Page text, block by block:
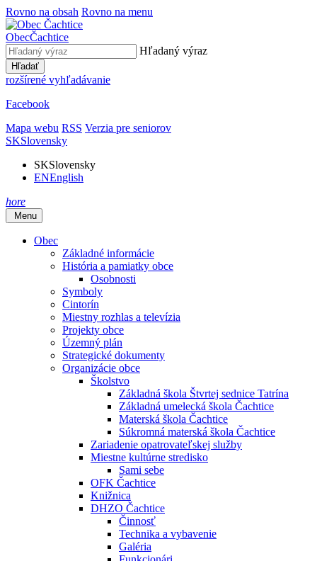
Rovno na obsah Rovno na menu
ObecČachtice
Hľadaný výraz
Hľadať
rozšírené vyhľadávanie
Facebook
Mapa webu RSS Verzia pre seniorov
SKSlovensky
SKSlovensky
ENEnglish
hore
Menu
Obec
Základné informácie
História a pamiatky obce
Osobnosti
Symboly
Cintorín
Miestny rozhlas a televízia
Projekty obce
Územný plán
Strategické dokumenty
Organizácie obce
Školstvo
Základná škola Štvrtej sednice Tatrína
Základná umelecká škola Čachtice
Materská škola Čachtice
Súkromná materská škola Čachtice
Zariadenie opatrovateľskej služby
Miestne kultúrne stredisko
Sami sebe
OFK Čachtice
Knižnica
DHZO Čachtice
Činnosť
Technika a vybavenie
Galéria